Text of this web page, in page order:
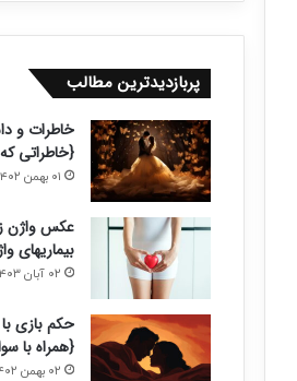
ل
ب
ع
د
پربازدیدترین مطالب
خاطرات و
{خاطراتی
۰۱ بهمن ۱۴۰۲
عکس واژن
بیماریهای
۰۲ آبان ۱۴۰۳
حکم بازی
{همراه با
۰۲ بهمن ۱۴۰۲